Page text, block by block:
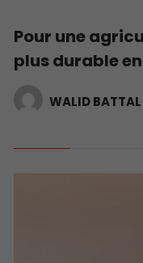
Pour une
plus durable
WALID BATTAL